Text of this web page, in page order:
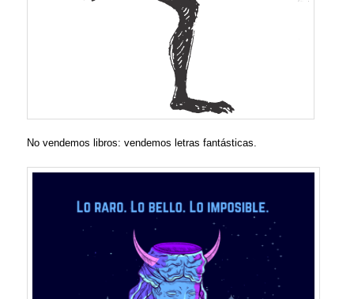
No vendemos libros: vendemos letras fantásticas.